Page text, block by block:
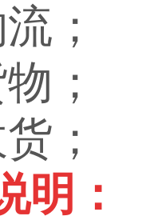
；
；
；
明：